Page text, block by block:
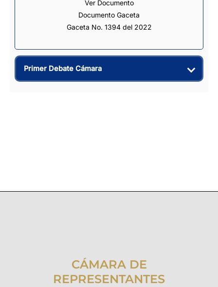
Ver Documento
Documento Gaceta
Gaceta No. 1394 del 2022
Primer Debate Cámara
CÁMARA DE
REPRESENTANTES